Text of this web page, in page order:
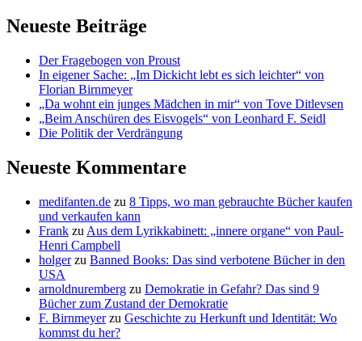
Neueste Beiträge
Der Fragebogen von Proust
In eigener Sache: „Im Dickicht lebt es sich leichter“ von
Florian Birnmeyer
„Da wohnt ein junges Mädchen in mir“ von Tove Ditlevsen
„Beim Anschüren des Eisvogels“ von Leonhard F. Seidl
Die Politik der Verdrängung
Neueste Kommentare
medifanten.de zu 8 Tipps, wo man gebrauchte Bücher kaufen
und verkaufen kann
Frank zu Aus dem Lyrikkabinett: „innere organe“ von Paul-
Henri Campbell
holgerzu Banned Books: Das sind verbotene Bücher in den
USA
arnoldnuremberg zu Demokratie in Gefahr? Das sind 9
Bücher zum Zustand der Demokratie
F. Birnmeyerzu Geschichte zu Herkunft und Identität: Wo
kommst du her?